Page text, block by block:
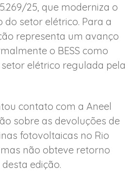
25, que moderniza o
setor elétrico. Para a
representa um avanço
o BESS como
elétrico regulada pela
contato com a Aneel
sobre as devoluções de
fotovoltaicas no Rio
não obteve retorno
edição.